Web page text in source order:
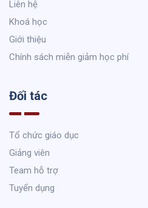
Liên hệ
Khoá học
Giới thiệu
Chính sách miễn giảm học phí
Đối tác
Tổ chức giáo dục
Giảng viên
Team hỗ trợ
Tuyển dụng